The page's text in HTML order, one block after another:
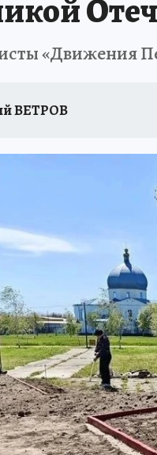
«Движения
ВЕТРОВ